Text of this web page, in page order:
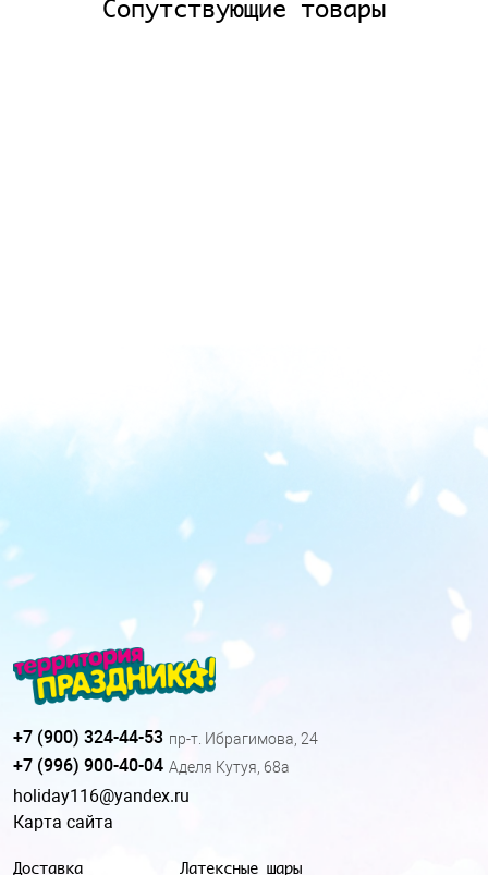
Сопутствующие товары
Доставка Латексные шары
+7 (900) 324-44-53 пр-т. Ибрагимова, 24
+7 (996) 900-40-04 Аделя Кутуя, 68а
holiday116@yandex.ru
Карта сайта